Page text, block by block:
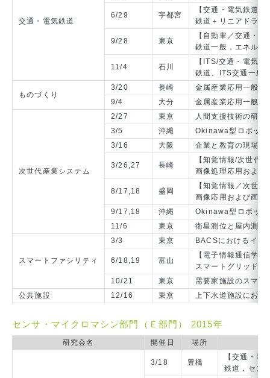
交通・電気鉄道
6/29 宇都宮
【交通・電気鉄道/
鉄道＋リニアドラ
9/28 東京
【自動車／交通・
鉄道一般，エネルギ
11/4 石川
【ITS/交通・電気鉄
鉄道、ITS交通一般
ものづくり
3/20 長崎
金属産業応用一般
9/4
大分 金属産業応用一般
次世代産業システム
2/27 東京
人間支援技術の研究
3/5
沖縄
Okinawa型ロボット
3/16
大阪 企業と教育の現場に
3/26,27 長崎
【知覚情報/次世代
画像処理応用および
8/17,18 盛岡
【知覚情報／次世
画像応用および画像
9/17,18
沖縄
Okinawa型ロボット
11/6
東京 衛星測位と屋内測位
スマートファシリティ
3/3 東京 BACSにおけるイン
6/18,19 富山
【電子情報通信学
スマートグリッド
10/21
東京
需要家施設のスマ
公共施設
12/16 東京 上下水道施設におけ
センサ・マイクロマシン部門（Ｅ部門） 2015年
研究会名 開催日 場所
3/18 豊橋
【交通・電
鉄道，セン